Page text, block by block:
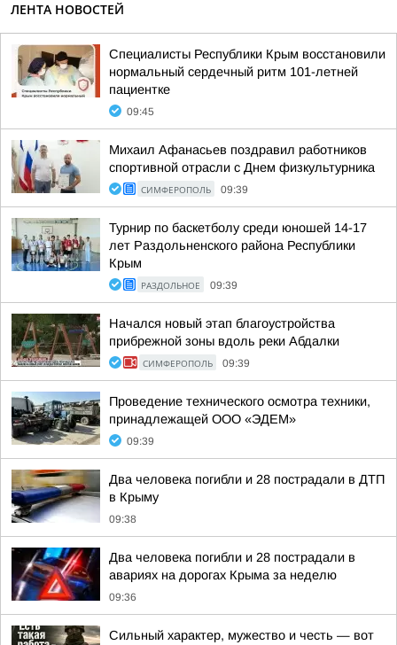
ЛЕНТА НОВОСТЕЙ
Специалисты Республики Крым восстановили
нормальный сердечный ритм 101-летней
пациентке
09:45
Михаил Афанасьев поздравил работников
спортивной отрасли с Днем физкультурника
СИМФЕРОПОЛЬ 09:39
Турнир по баскетболу среди юношей 14-17
лет Раздольненского района Республики
Крым
РАЗДОЛЬНОЕ 09:39
Начался новый этап благоустройства
прибрежной зоны вдоль реки Абдалки
СИМФЕРОПОЛЬ 09:39
Проведение технического осмотра техники,
принадлежащей ООО «ЭДЕМ»
09:39
Два человека погибли и 28 пострадали в ДТП
в Крыму
09:38
Два человека погибли и 28 пострадали в
авариях на дорогах Крыма за неделю
09:36
Сильный характер, мужество и честь — вот